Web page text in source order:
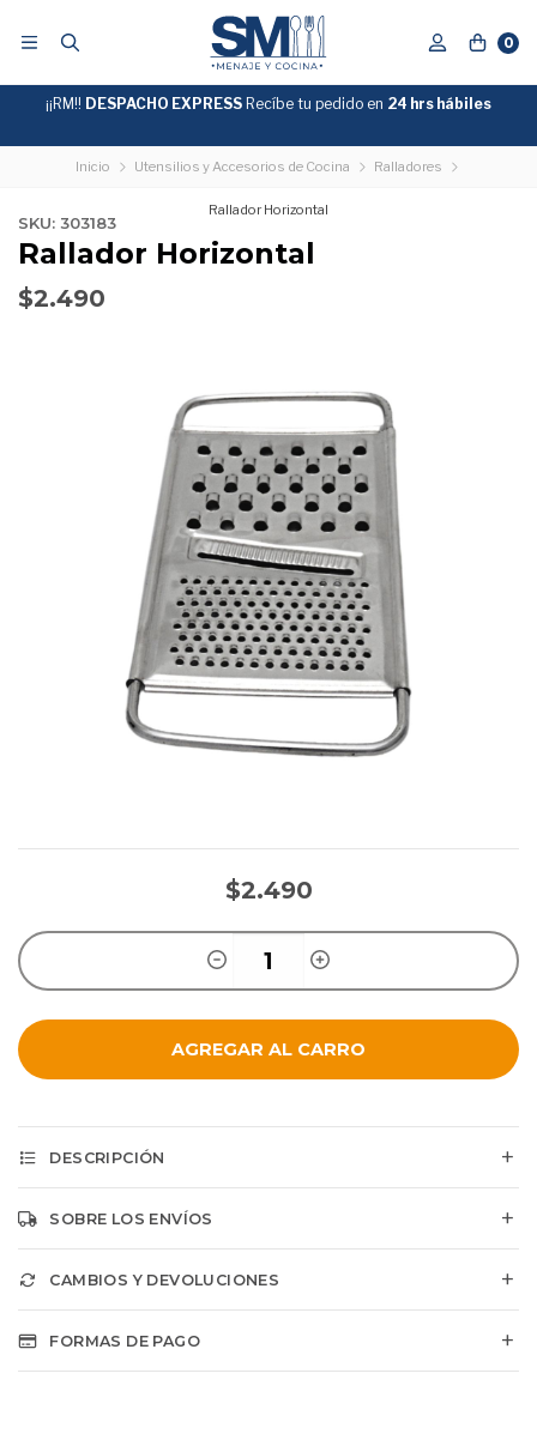
0
GRATIS
SOBRE
¡¡RM!! DESPACHO EXPRESS Recíbe tu pedido en 24 hrs hábiles
Inicio Utensilios y Accesorios de Cocina Ralladores
Rallador Horizontal
SKU: 303183
Rallador Horizontal
$2.490
$2.490
AGREGAR AL CARRO
DESCRIPCIÓN
SOBRE LOS ENVÍOS
CAMBIOS Y DEVOLUCIONES
FORMAS DE PAGO